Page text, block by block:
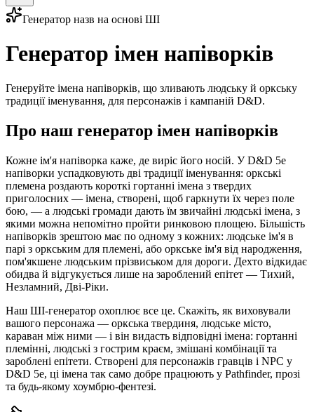
Генератор назв на основі ШІ
Генератор імен напіворків
Генеруйте імена напіворків, що зливають людську й оркську
традиції іменування, для персонажів і кампаній D&D.
Про наш генератор імен напіворків
Кожне ім'я напіворка каже, де виріс його носій. У D&D 5e
напіворки успадковують дві традиції іменування: оркські
племена роздають короткі гортанні імена з твердих
приголосних — імена, створені, щоб гаркнути їх через поле
бою, — а людські громади дають їм звичайні людські імена, з
якими можна непомітно пройти ринковою площею. Більшість
напіворків зрештою має по одному з кожних: людське ім'я в
парі з оркським для племені, або оркське ім'я від народження,
пом'якшене людським прізвиськом для дороги. Дехто відкидає
обидва й відгукується лише на зароблений епітет — Тихий,
Незламний, Дві-Ріки.
Наш ШІ-генератор охоплює все це. Скажіть, як виховували
вашого персонажа — оркська твердиня, людське місто,
караван між ними — і він видасть відповідні імена: гортанні
племінні, людські з гострим краєм, змішані комбінації та
зароблені епітети. Створені для персонажів гравців і NPC у
D&D 5e, ці імена так само добре працюють у Pathfinder, прозі
та будь-якому хоумбрю-фентезі.